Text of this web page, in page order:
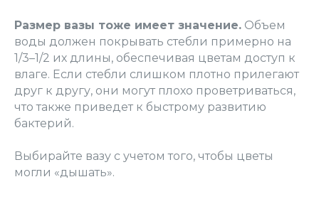
Размер вазы тоже имеет значение. Объем
воды должен покрывать стебли примерно на
1/3–1/2 их длины, обеспечивая цветам доступ к
влаге. Если стебли слишком плотно прилегают
друг к другу, они могут плохо проветриваться,
что также приведет к быстрому развитию
бактерий.
Выбирайте вазу с учетом того, чтобы цветы
могли «дышать».